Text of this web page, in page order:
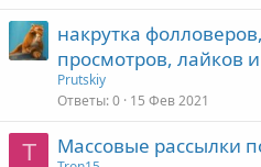
накрутка
просмотров, лайков
Prutskiy
Ответы 0 15 Фев 2021
T Массовые рассылки по